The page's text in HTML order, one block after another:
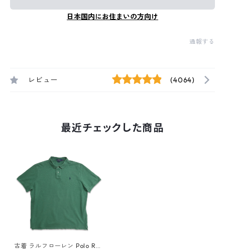
日本国内にお住まいの方向け
通報する
レビュー (4064)
最近チェックした商品
古着 ラルフローレン Polo Ral